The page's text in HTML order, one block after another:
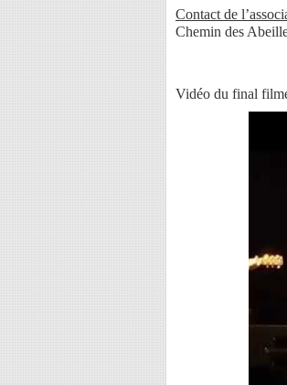
Contact de
Chemin des
Vidéo du final